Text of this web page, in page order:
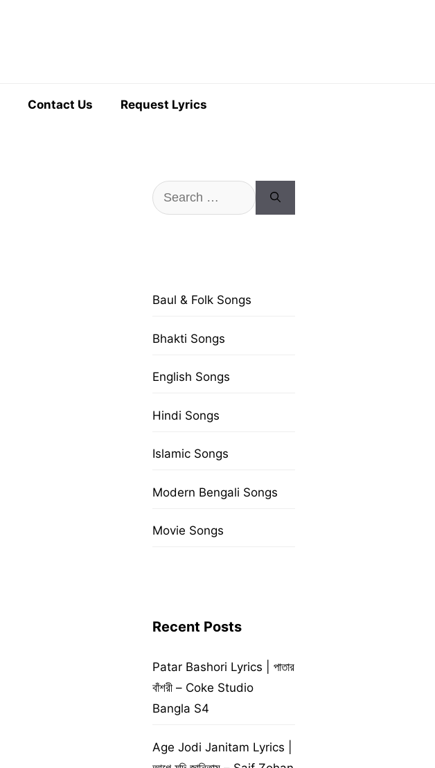
Contact Us Request Lyrics
Search
for:
Baul & Folk Songs
Bhakti Songs
English Songs
Hindi Songs
Islamic Songs
Modern Bengali Songs
Movie Songs
Recent Posts
Patar Bashori Lyrics | পাতার
বাঁশরী – Coke Studio
Bangla S4
Age Jodi Janitam Lyrics |